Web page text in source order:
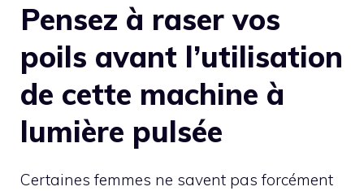
Pensez à raser vos
poils avant l’utilisation
de cette machine à
lumière pulsée
Certaines femmes ne savent pas forcément